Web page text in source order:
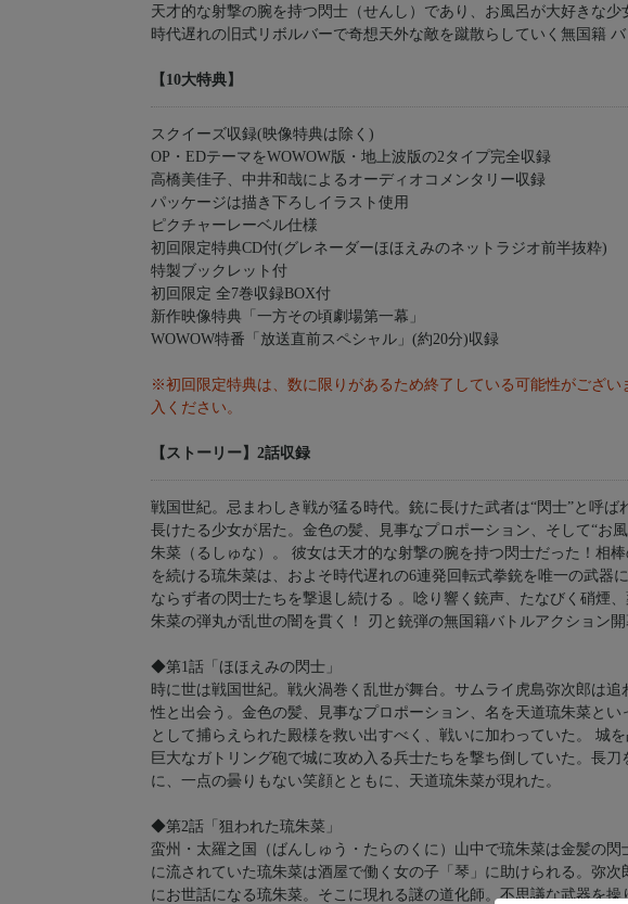
天才的な射撃の腕を持つ閃士（せんし）であり、お風呂が大好きな少
時代遅れの旧式リボルバーで奇想天外な敵を蹴散らしていく無国籍 バ
【10大特典】
スクイーズ収録(映像特典は除く)
OP・EDテーマをWOWOW版・地上波版の2タイプ完全収録
高橋美佳子、中井和哉によるオーディオコメンタリー収録
パッケージは描き下ろしイラスト使用
ピクチャーレーベル仕様
初回限定特典CD付(グレネーダーほほえみのネットラジオ前半抜粋)
特製ブックレット付
初回限定 全7巻収録BOX付
新作映像特典「一方その頃劇場第一幕」
WOWOW特番「放送直前スペシャル」(約20分)収録
※初回限定特典は、数に限りがあるため終了している可能性がござい
入ください。
【ストーリー】2話収録
戦国世紀。忌まわしき戦が猛る時代。銃に長けた武者は“閃士”と呼ば
長けたる少女が居た。金色の髪、見事なプロポーション、そして“お
朱菜（るしゅな）。 彼女は天才的な射撃の腕を持つ閃士だった！相
を続ける琉朱菜は、およそ時代遅れの6連発回転式拳銃を唯一の武器
ならず者の閃士たちを撃退し続ける 。唸り響く銃声、たなびく硝煙
朱菜の弾丸が乱世の闇を貫く！ 刃と銃弾の無国籍バトルアクション
◆第1話「ほほえみの閃士」
時に世は戦国世紀。戦火渦巻く乱世が舞台。サムライ虎島弥次郎は
性と出会う。金色の髪、見事なプロポーション、名を天道琉朱菜とい
として捕らえられた殿様を救い出すべく、戦いに加わっていた。 城
巨大なガトリング砲で城に攻め入る兵士たちを撃ち倒していた。長刀
に、一点の曇りもない笑顔とともに、天道琉朱菜が現れた。
◆第2話「狙われた琉朱菜」
蛮州・太羅之国（ばんしゅう・たらのくに）山中で琉朱菜は金髪の閃
に流されていた琉朱菜は酒屋で働く女の子「琴」に助けられる。弥
にお世話になる琉朱菜。そこに現れる謎の道化師。不思議な武器を